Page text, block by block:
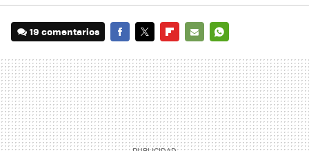
19 comentarios
MAIL